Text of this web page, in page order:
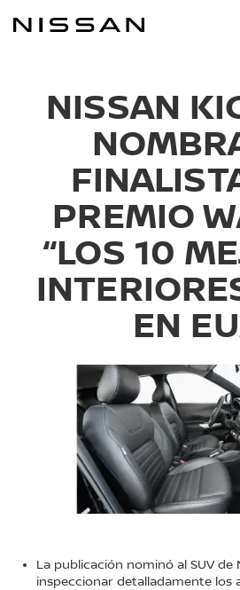
NISSAN
PREMIO
“LOS 10
EN
La publicación nominó al SUV de
inspeccionar detalladamente los